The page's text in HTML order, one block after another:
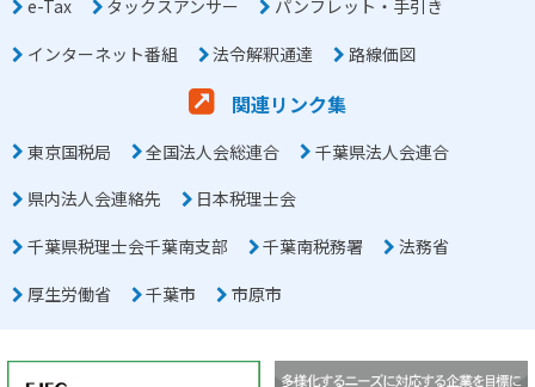
e-Tax タックスアンサー
パンフレット・手引き
インターネット番組
法令解釈通達 路線価図
関連リンク集
東京国税局 全国法人会総連合
千葉県法人会連合
県内法人会連絡先
日本税理士会
千葉県税理士会千葉南支部
千葉南税務署
法務省
厚生労働省
千葉市 市原市